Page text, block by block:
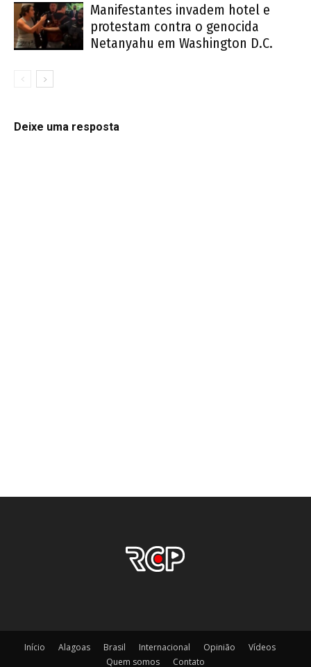
Manifestantes invadem hotel e
protestam contra o genocida
Netanyahu em Washington D.C.
Deixe uma resposta
Início Alagoas Brasil Internacional Opinião
Vídeos
Quem somos
Contato